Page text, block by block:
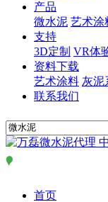
产品
微水泥 艺术涂
支持
3D定制 VR体
资料下载
艺术涂料 灰泥
联系我们
首页